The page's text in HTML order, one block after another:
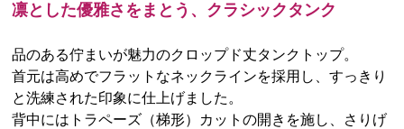
凛とした優雅さをまとう、クラシックタンク
品のある佇まいが魅力のクロップド丈タンクトップ。
首元は高めでフラットなネックラインを採用し、すっきり
と洗練された印象に仕上げました。
背中にはトラペーズ（梯形）カットの開きを施し、さりげ